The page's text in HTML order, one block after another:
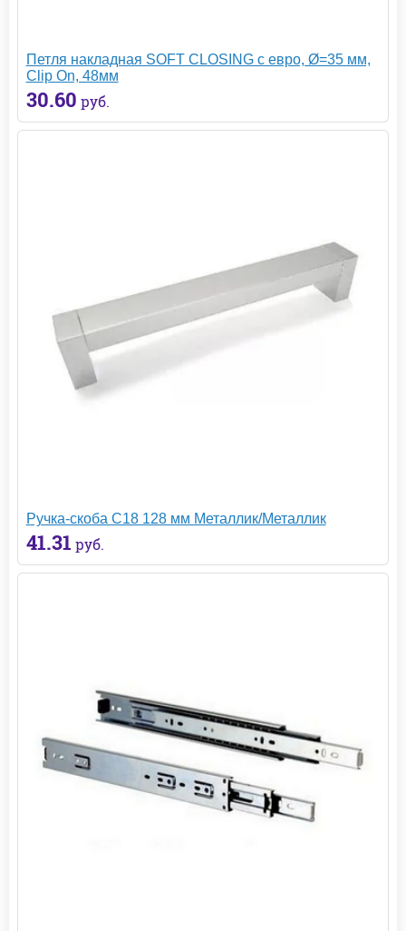
Петля накладная SOFT CLOSING с евро, Ø=35 мм,
Clip On, 48мм
30.60 руб.
Ручка-скоба С18 128 мм Металлик/Металлик
41.31 руб.